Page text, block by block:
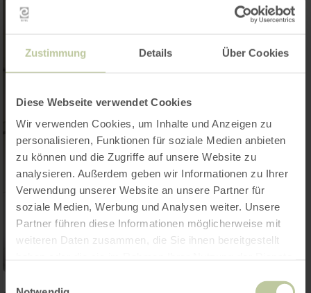
Zustimmung Details Über Cookies
Diese Webseite verwendet Cookies
Wir verwenden Cookies, um Inhalte und Anzeigen zu
personalisieren, Funktionen für soziale Medien anbieten
zu können und die Zugriffe auf unsere Website zu
analysieren. Außerdem geben wir Informationen zu Ihrer
Verwendung unserer Website an unsere Partner für
soziale Medien, Werbung und Analysen weiter. Unsere
Partner führen diese Informationen möglicherweise mit
weiteren Daten zusammen, die Sie ihnen bereitgestellt